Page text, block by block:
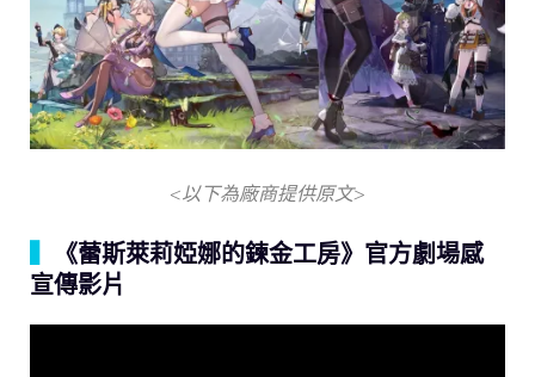
<以下為廠商提供原文>
《蕾斯萊莉婭娜的鍊金工房》官方劇場感
宣傳影片